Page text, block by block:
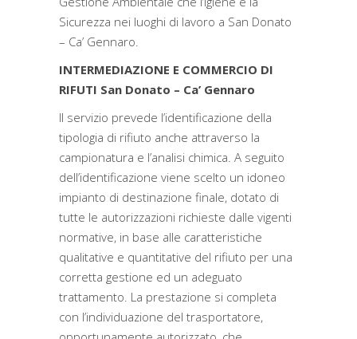
Sicurezza nei luoghi di lavoro a San Donato
– Ca’ Gennaro.
INTERMEDIAZIONE E COMMERCIO DI
RIFUTI San Donato – Ca’ Gennaro
Il servizio prevede l’identificazione della
tipologia di rifiuto anche attraverso la
campionatura e l’analisi chimica. A seguito
dell’identificazione viene scelto un idoneo
impianto di destinazione finale, dotato di
tutte le autorizzazioni richieste dalle vigenti
normative, in base alle caratteristiche
qualitative e quantitative del rifiuto per una
corretta gestione ed un adeguato
trattamento. La prestazione si completa
con l’individuazione del trasportatore,